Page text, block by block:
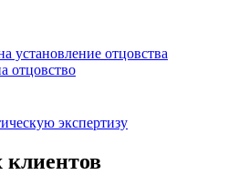
установление отцовства
отцовство
экспертизу